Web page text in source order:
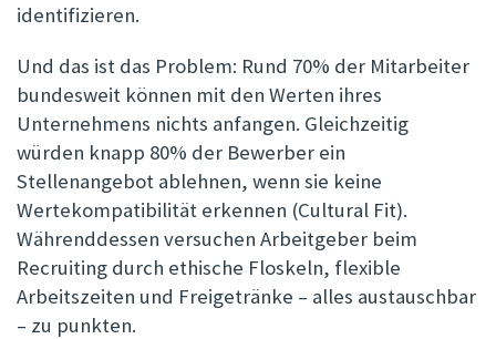
identifizieren.
Und das ist das Problem: Rund 70% der Mitarbeiter
bundesweit können mit den Werten ihres
Unternehmens nichts anfangen. Gleichzeitig
würden knapp 80% der Bewerber ein
Stellenangebot ablehnen, wenn sie keine
Wertekompatibilität erkennen (Cultural Fit).
Währenddessen versuchen Arbeitgeber beim
Recruiting durch ethische Floskeln, flexible
Arbeitszeiten und Freigetränke – alles austauschbar
– zu punkten.